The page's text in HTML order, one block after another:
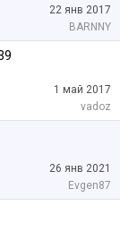
22 янв 2017
BARNNY
1 май 2017
vadoz
26 янв 2021
Evgen87